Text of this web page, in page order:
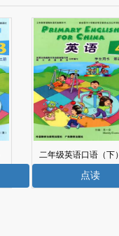
二年级英语口语（下）
电子课本
点读